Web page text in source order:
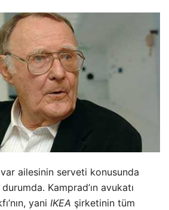
ailesinin serveti konusunda
Kamprad’ın avukatı
yani IKEA şirketinin tüm